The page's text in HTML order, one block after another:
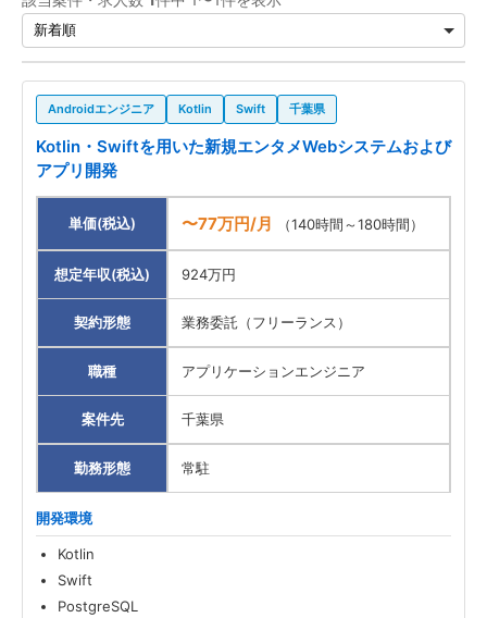
Androidエンジニア Kotlin Swift 千葉県
Kotlin・Swiftを用いた新規エンタメWebシステムおよび
アプリ開発
単価(税込) 〜77万円/月 （140時間～180時間）
想定年収(税込) 924万円
契約形態 業務委託（フリーランス）
職種 アプリケーションエンジニア
案件先 千葉県
勤務形態 常駐
開発環境
Kotlin
Swift
PostgreSQL